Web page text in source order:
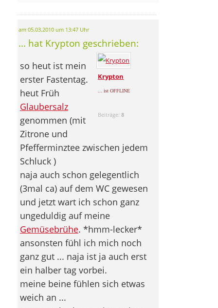
am 05.03.2010 um 13:47 Uhr
... hat Krypton geschrieben:
Krypton
... ist OFFLINE
Beiträge:8
so heut ist mein
erster Fastentag.
heut Früh
Glaubersalz
genommen (mit
Zitrone und
Pfefferminztee zwischen jedem
Schluck )
naja auch schon gelegentlich
(3mal ca) auf dem WC gewesen
und jetzt wart ich schon ganz
ungeduldig auf meine
Gemüsebrühe. *hmm-lecker*
ansonsten fühl ich mich noch
ganz gut ... naja ist ja auch erst
ein halber tag vorbei.
meine beine fühlen sich etwas
weich an ...